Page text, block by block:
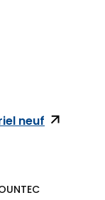
neuf